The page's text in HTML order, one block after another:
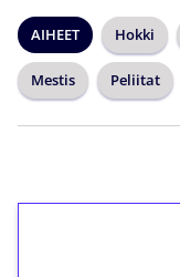
AIHEET Hokki
Mestis Peliitat